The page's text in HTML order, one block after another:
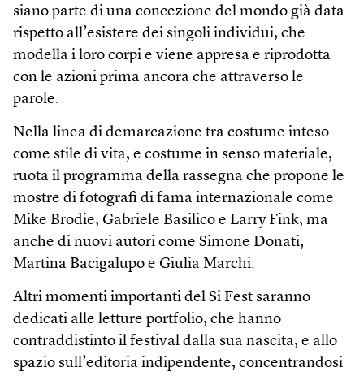
siano parte di una concezione del mondo già data
rispetto all’esistere dei singoli individui, che
modella i loro corpi e viene appresa e riprodotta
con le azioni prima ancora che attraverso le
parole.
Nella linea di demarcazione tra costume inteso
come stile di vita, e costume in senso materiale,
ruota il programma della rassegna che propone le
mostre di fotografi di fama internazionale come
Mike Brodie, Gabriele Basilico e Larry Fink, ma
anche di nuovi autori come Simone Donati,
Martina Bacigalupo e Giulia Marchi.
Altri momenti importanti del Si Fest saranno
dedicati alle letture portfolio, che hanno
contraddistinto il festival dalla sua nascita, e allo
spazio sull’editoria indipendente, concentrandosi